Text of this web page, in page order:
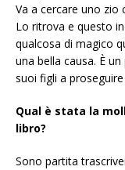
Va a cercare uno zio
Lo ritrova e questo
qualcosa di magico
una bella causa. È
suoi figli a
Qual è stata la
libro?
Sono partita